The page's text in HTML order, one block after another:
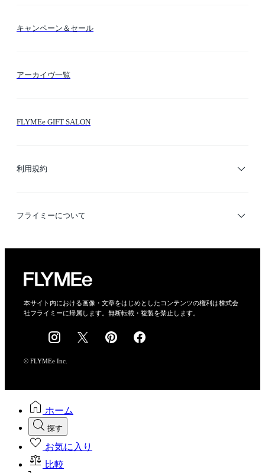
キャンペーン＆セール
アーカイヴ一覧
FLYMEe GIFT SALON
利用規約
利用規約
フライミーについて
会社概要
採用情報
本サイト内における画像・文章をはじめとしたコンテンツの権利は株式会
社フライミーに帰属します。無断転載・複製を禁止します。
© FLYMEe Inc.
ホーム
探す
お気に入り
比較